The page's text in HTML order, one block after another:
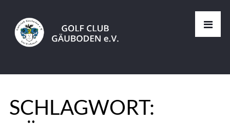
SCHLAGWORT: